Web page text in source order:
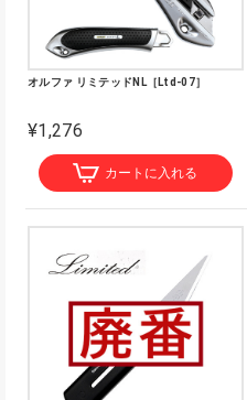
オルファ リミテッドNL［Ltd-07］
¥1,276
カートに入れる